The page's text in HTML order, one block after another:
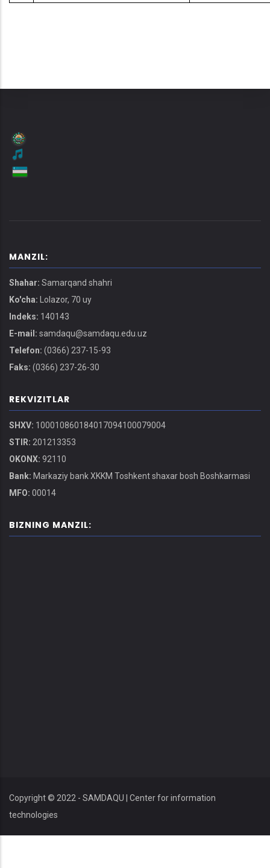
MANZIL:
Shahar: Samarqand shahri
Ko'cha: Lolazor, 70 uy
Indeks: 140143
E-mail: samdaqu@samdaqu.edu.uz
Telefon: (0366) 237-15-93
Faks: (0366) 237-26-30
REKVIZITLAR
SHXV: 100010860184017094100079004
STIR: 201213353
OKONX: 92110
Bank: Markaziy bank XKKM Toshkent shaxar bosh Boshkarmasi
MFO: 00014
BIZNING MANZIL:
Copyright © 2022 - SAMDAQU | Center for information
technologies